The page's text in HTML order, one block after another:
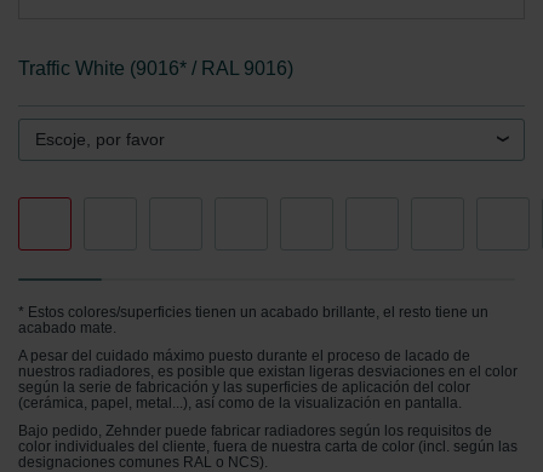
Traffic White (9016* / RAL 9016)
Escoje, por favor
* Estos colores/superficies tienen un acabado brillante, el resto tiene un
acabado mate.
A pesar del cuidado máximo puesto durante el proceso de lacado de
nuestros radiadores, es posible que existan ligeras desviaciones en el color
según la serie de fabricación y las superficies de aplicación del color
(cerámica, papel, metal...), así como de la visualización en pantalla.
Bajo pedido, Zehnder puede fabricar radiadores según los requisitos de
color individuales del cliente, fuera de nuestra carta de color (incl. según las
designaciones comunes RAL o NCS).